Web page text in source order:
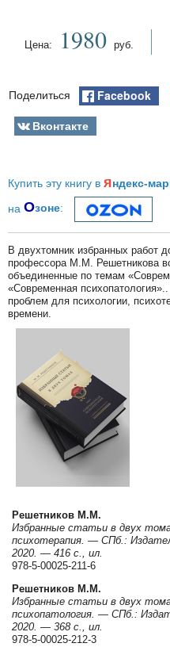
Цена: 1980 руб.
Поделиться Facebook
Вконтакте
Купить эту книгу в яндекс-
на Озоне:
В двухтомник избранных работ
профессора М.М. Решетникова
объединенные по темам
«Современная
проблем для психологии,
времени.
Решетников М.М.
Избранные статьи в двух
психотерапия. — СПб.:
2020. — 416 с., ил.
978-5-00025-211-6
Решетников М.М.
Избранные статьи в двух
психопатология. — СПб.:
2020. — 368 с., ил.
978-5-00025-212-3